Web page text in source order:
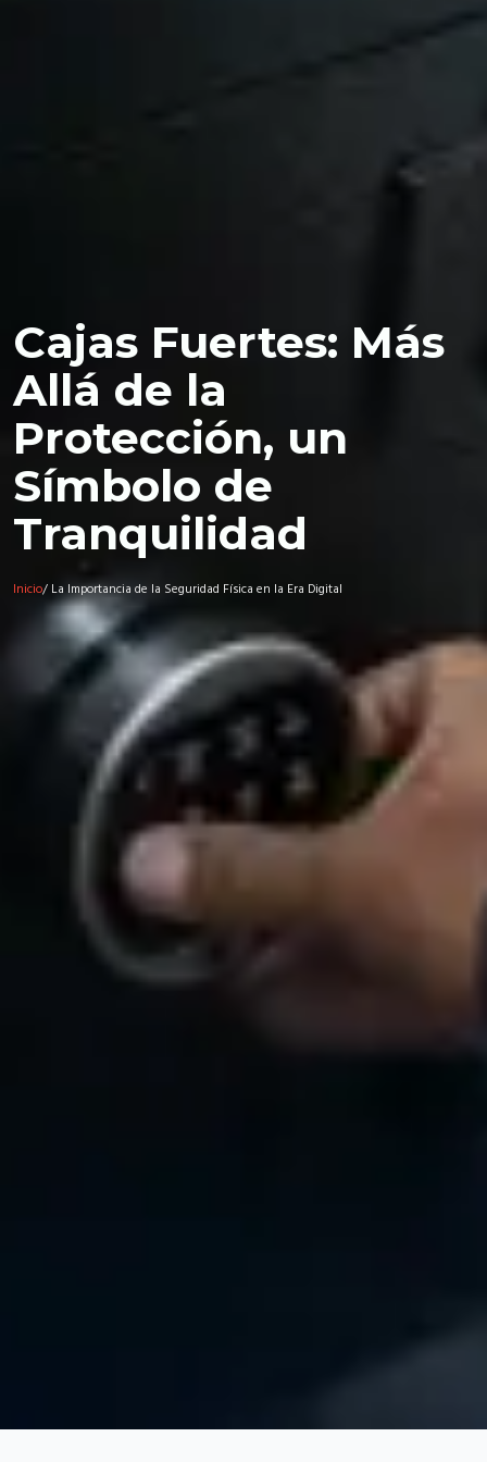
Cajas Fuertes: Más
Allá de la
Protección, un
Símbolo de
Tranquilidad
Inicio/ La Importancia de la Seguridad Física en la Era Digital